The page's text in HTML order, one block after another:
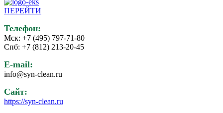
ПЕРЕЙТИ
Телефон:
Мск: +7 (495) 797-71-80
Спб: +7 (812) 213-20-45
E-mail:
info@syn-clean.ru
Сайт:
https://syn-clean.ru